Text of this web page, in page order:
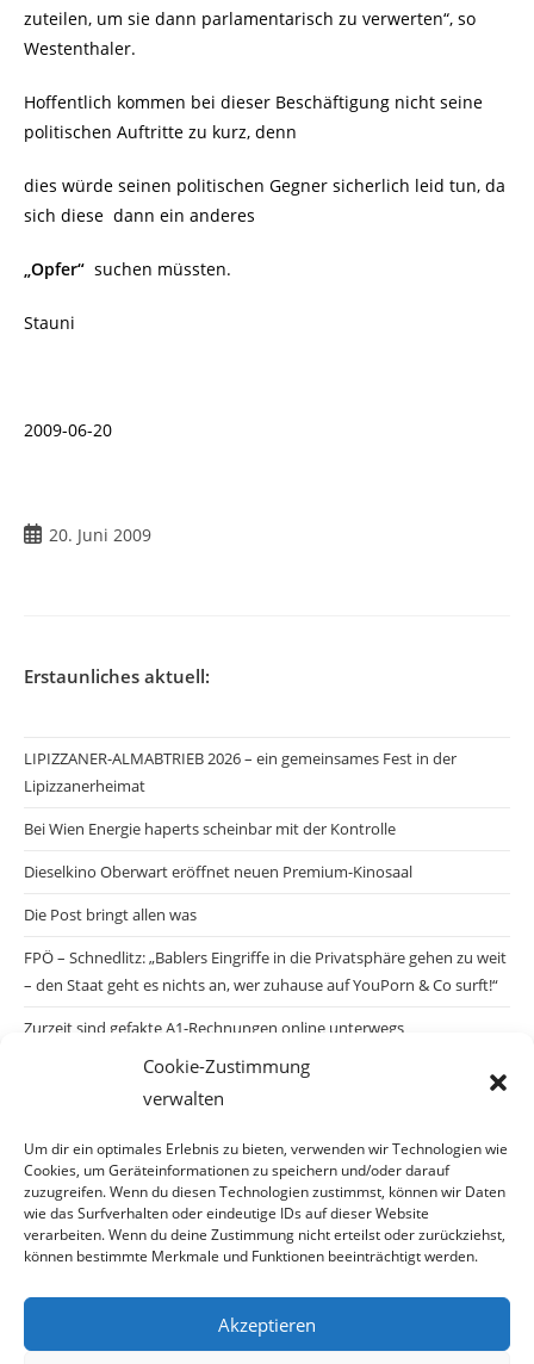
Cookie-Zustimmung
verwalten
Um dir ein optimales Erlebnis zu bieten, verwenden wir Technologien wie
Cookies, um Geräteinformationen zu speichern und/oder darauf
zuzugreifen. Wenn du diesen Technologien zustimmst, können wir Daten
wie das Surfverhalten oder eindeutige IDs auf dieser Website
verarbeiten. Wenn du deine Zustimmung nicht erteilst oder zurückziehst,
können bestimmte Merkmale und Funktionen beeinträchtigt werden.
Akzeptieren
zuteilen, um sie dann parlamentarisch zu verwerten“, so
Westenthaler.
Hoffentlich kommen bei dieser Beschäftigung nicht seine
politischen Auftritte zu kurz, denn
dies würde seinen politischen Gegner sicherlich leid tun, da
sich diese dann ein anderes
„Opfer“ suchen müssten.
Stauni
2009-06-20
Beitrag
20. Juni 2009
Erstaunliches aktuell:
LIPIZZANER-ALMABTRIEB 2026 – ein gemeinsames Fest in der
Lipizzanerheimat
Bei Wien Energie haperts scheinbar mit der Kontrolle
Dieselkino Oberwart eröffnet neuen Premium-Kinosaal
Die Post bringt allen was
FPÖ – Schnedlitz: „Bablers Eingriffe in die Privatsphäre gehen zu weit
– den Staat geht es nichts an, wer zuhause auf YouPorn & Co surft!“
Zurzeit sind gefakte A1-Rechnungen online unterwegs
Salzburgs Juden und ihre Sicherheit: „Erst nach einem Anschlag wäre
die Gefahr endlich konkret!“
Biologisches Wunder in Ceuta
Ein vermeintliches Abschiebemärchen
Archiv